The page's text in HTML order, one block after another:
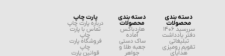
دسته بندی
محصولات
سررسید 1406
دفتر یادداشت
تبلیغاتی
تقویم رومیزی
هدایای
دسته بندی
محصولات
هاردباکس
آماده
ساک دستی
جعبه طلا و
جواهر
پارت چاپ
درباره پارت چاپ
تماس با پارت
چاپ
فروشگاه پارت
چاپ
قوانین پارت